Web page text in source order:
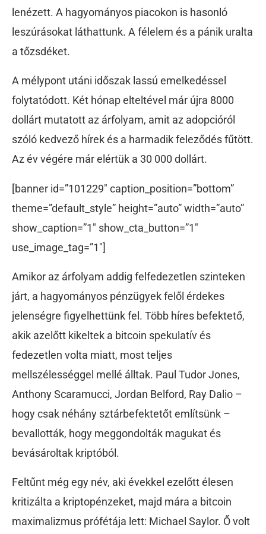
lenézett. A hagyományos piacokon is hasonló
leszúrásokat láthattunk. A félelem és a pánik uralta
a tőzsdéket.
A mélypont utáni időszak lassú emelkedéssel
folytatódott. Két hónap elteltével már újra 8000
dollárt mutatott az árfolyam, amit az adopcióról
szóló kedvező hírek és a harmadik feleződés fűtött.
Az év végére már elértük a 30 000 dollárt.
[banner id=”101229″ caption_position=”bottom”
theme=”default_style” height=”auto” width=”auto”
show_caption=”1″ show_cta_button=”1″
use_image_tag=”1″]
Amikor az árfolyam addig felfedezetlen szinteken
járt, a hagyományos pénzügyek felől érdekes
jelenségre figyelhettünk fel. Több híres befektető,
akik azelőtt kikeltek a bitcoin spekulatív és
fedezetlen volta miatt, most teljes
mellszélességgel mellé álltak. Paul Tudor Jones,
Anthony Scaramucci, Jordan Belford, Ray Dalio –
hogy csak néhány sztárbefektetőt említsünk –
bevallották, hogy meggondolták magukat és
bevásároltak kriptóból.
Feltűnt még egy név, aki évekkel ezelőtt élesen
kritizálta a kriptopénzeket, majd mára a bitcoin
maximalizmus prófétája lett: Michael Saylor. Ő volt